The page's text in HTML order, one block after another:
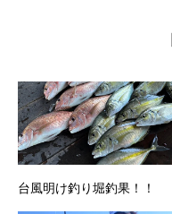
台風明け釣り堀釣果！！